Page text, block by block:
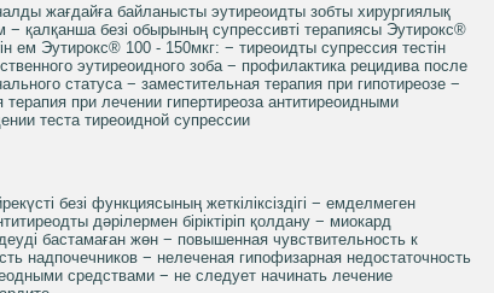
жағдайға байланысты эутиреоидты зобты хирургиялық
− қалқанша безі обырының супрессивті терапиясы Эутирокс®
ем Эутирокс® 100 - 150мкг: − тиреоидты супрессия тестін
эутиреоидного зоба − профилактика рецидива после
статуса − заместительная терапия при гипотиреозе −
при лечении гипертиреоза антитиреоидными
теста тиреоидной супрессии
безі функциясының жеткіліксіздігі − емделмеген
дәрілермен біріктіріп қолдану − миокард
бастамаған жөн − повышенная чувствительность к
надпочечников − нелеченая гипофизарная недостаточность
средствами − не следует начинать лечение